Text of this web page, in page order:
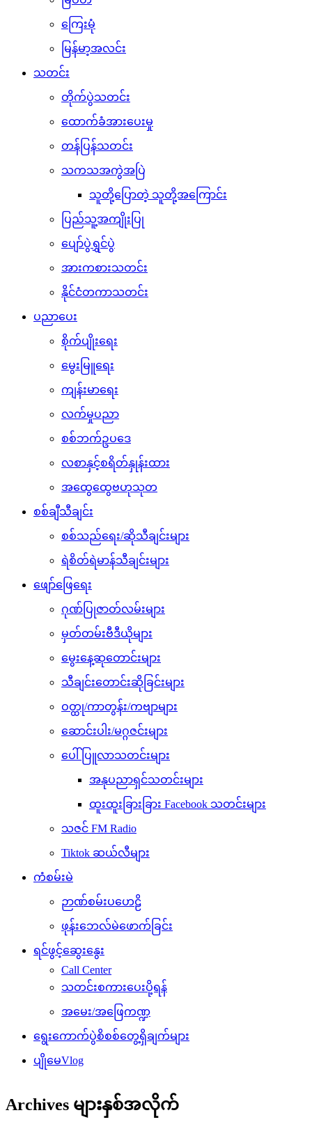
ကြေးမုံ
မြန်မာ့အလင်း
သတင်း
တိုက်ပွဲသတင်း
ထောက်ခံအားပေးမှု
တန်ပြန်သတင်း
သကသအကွဲအပြဲ
သူတို့ပြောတဲ့ သူတို့အကြောင်း
ပြည်သူ့အကျိုးပြု
ပျော်ပွဲရွှင်ပွဲ
အားကစားသတင်း
နိုင်ငံတကာသတင်း
ပညာပေး
စိုက်ပျိုးရေး
မွေးမြူရေး
ကျန်းမာရေး
လက်မှုပညာ
စစ်ဘက်ဥပဒေ
လစာနှင့်စရိတ်နှုန်းထား
အထွေထွေဗဟုသုတ
စစ်ချီသီချင်း
စစ်သည်ရေး/ဆိုသီချင်းများ
ရဲစိတ်ရဲမာန်သီချင်းများ
ဖျော်ဖြေရေး
ဂုဏ်ပြုဇာတ်လမ်းများ
မှတ်တမ်းဗီဒီယိုများ
မွေးနေ့ဆုတောင်းများ
သီချင်းတောင်းဆိုခြင်းများ
ဝတ္ထု/ကာတွန်း/ကဗျာများ
ဆောင်းပါး/မဂ္ဂဇင်းများ
ပေါ်ပြူလာသတင်းများ
အနုပညာရှင်သတင်းများ
ထူးထူးခြားခြား Facebook သတင်းများ
သဇင် FM Radio
Tiktok ဆယ်လီများ
ကံစမ်းမဲ
ဉာဏ်စမ်းပဟေဠိ
ဖုန်းဘေလ်မဲဖောက်ခြင်း
ရင်ဖွင့်ဆွေးနွေး
Call Center
သတင်းစကားပေးပို့ရန်
အမေး/အဖြေကဏ္ဍ
ရွေးကောက်ပွဲစိစစ်တွေ့ရှိချက်များ
ပျိုမေVlog
Archives များနှစ်အလိုက်